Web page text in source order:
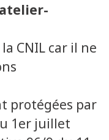
CNIL car il ne
protégées par
1er juillet